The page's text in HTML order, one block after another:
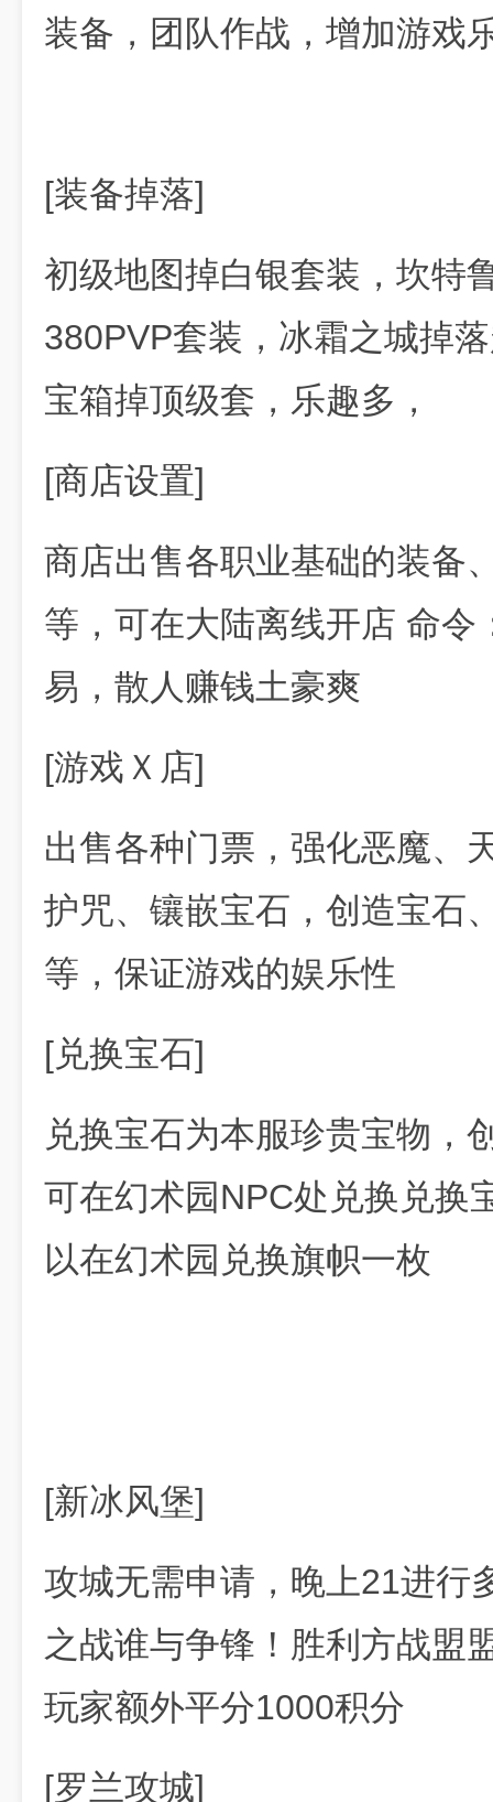
装备，团队作战，增加游戏
[装备掉落]
初级地图掉白银套装，坎特
380PVP套装，冰霜之城掉
宝箱掉顶级套，乐趣多，
[商店设置]
商店出售各职业基础的装备
等，可在大陆离线开店 命
易，散人赚钱土豪爽
[游戏Ｘ店]
出售各种门票，强化恶魔、
护咒、镶嵌宝石，创造宝石
等，保证游戏的娱乐性
[兑换宝石]
兑换宝石为本服珍贵宝物，
可在幻术园NPC处兑换兑换
以在幻术园兑换旗帜一枚
[新冰风堡]
攻城无需申请，晚上21进行
之战谁与争锋！胜利方战盟
玩家额外平分1000积分
[罗兰攻城]